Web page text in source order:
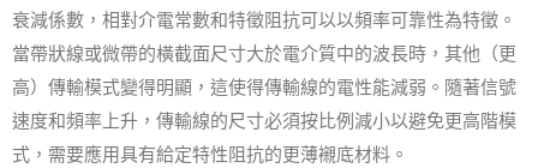
衰減係數，相對介電常數和特徵阻抗可以以頻率可靠性為特徵。
當帶狀線或微帶的橫截面尺寸大於電介質中的波長時，其他（更
高）傳輸模式變得明顯，這使得傳輸線的電性能減弱。隨著信號
速度和頻率上升，傳輸線的尺寸必須按比例減小以避免更高階模
式，需要應用具有給定特性阻抗的更薄襯底材料。